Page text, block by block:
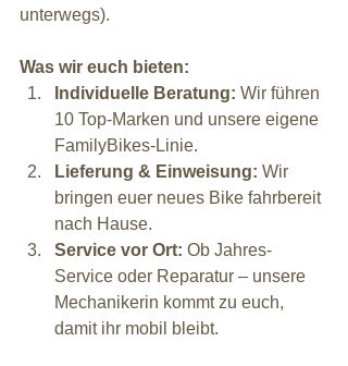
unterwegs).
Was wir euch bieten:
Individuelle Beratung: Wir führen
10 Top-Marken und unsere eigene
FamilyBikes-Linie.
Lieferung & Einweisung: Wir
bringen euer neues Bike fahrbereit
nach Hause.
Service vor Ort: Ob Jahres-
Service oder Reparatur – unsere
Mechanikerin kommt zu euch,
damit ihr mobil bleibt.